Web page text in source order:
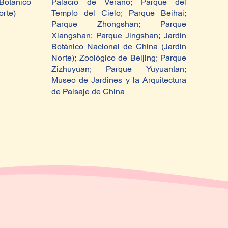
Palacio de Verano; Parque del
Templo del Cielo; Parque Beihai;
Parque Zhongshan; Parque
Xiangshan; Parque Jingshan; Jardín
Botánico Nacional de China (Jardín
Norte); Zoológico de Beijing; Parque
Zizhuyuan; Parque Yuyuantan;
Museo de Jardines y la Arquitectura
de Paisaje de China